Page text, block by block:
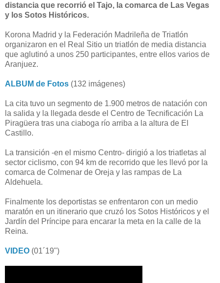
distancia que recorrió el Tajo, la comarca de Las Vegas
y los Sotos Históricos.
Korona Madrid y la Federación Madrileña de Triatlón
organizaron en el Real Sitio un triatlón de media distancia
que aglutinó a unos 250 participantes, entre ellos varios de
Aranjuez.
ALBUM de Fotos (132 imágenes)
La cita tuvo un segmento de 1.900 metros de natación con
la salida y la llegada desde el Centro de Tecnificación La
Piragüera tras una ciaboga río arriba a la altura de El
Castillo.
La transición -en el mismo Centro- dirigió a los triatletas al
sector ciclismo, con 94 km de recorrido que les llevó por la
comarca de Colmenar de Oreja y las rampas de La
Aldehuela.
Finalmente los deportistas se enfrentaron con un medio
maratón en un itinerario que cruzó los Sotos Históricos y el
Jardín del Príncipe para encarar la meta en la calle de la
Reina.
VIDEO (01´19")